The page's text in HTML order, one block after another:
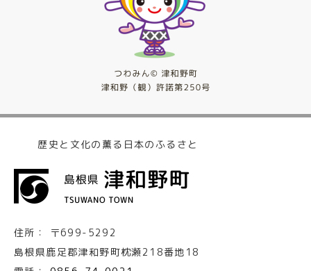
歴史と文化の薫る日本のふるさと
住所：
〒699-5292
島根県鹿足郡津和野町枕瀬218番地18